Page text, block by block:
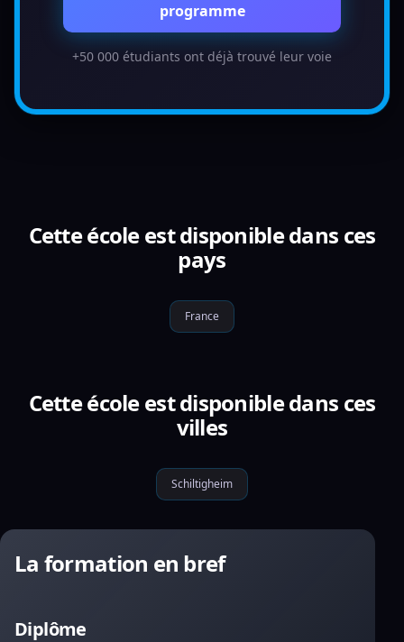
programme
+50 000 étudiants ont déjà trouvé leur voie
Cette école est disponible dans ces
pays
France
Cette école est disponible dans ces
villes
Schiltigheim
La formation en bref
Diplôme